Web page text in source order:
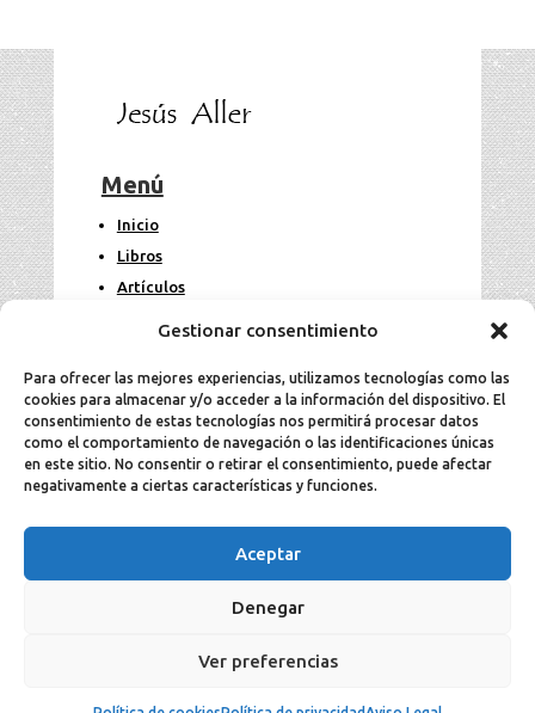
Gestionar consentimiento
Para ofrecer las mejores experiencias, utilizamos tecnologías como las
cookies para almacenar y/o acceder a la información del dispositivo. El
consentimiento de estas tecnologías nos permitirá procesar datos
como el comportamiento de navegación o las identificaciones únicas
en este sitio. No consentir o retirar el consentimiento, puede afectar
negativamente a ciertas características y funciones.
Aceptar
Denegar
Ver preferencias
Menú
Inicio
Libros
Artículos
Legal
Aviso Legal
Política de privacidad
reservados ©.